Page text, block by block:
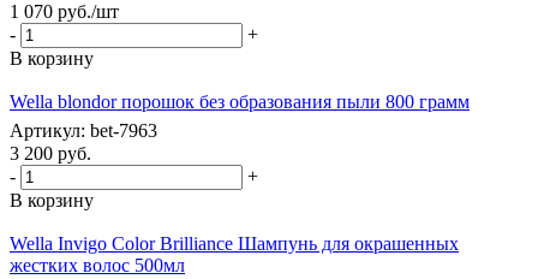
1 070 руб./шт
-
+
В корзину
Wella blondor порошок без образования пыли 800 грамм
Артикул: bet-7963
3 200 руб.
-
+
В корзину
Wella Invigo Color Brilliance Шампунь для окрашенных
жестких волос 500мл